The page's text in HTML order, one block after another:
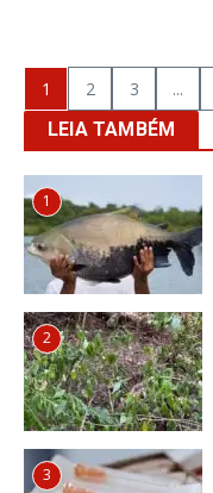
1 2 3 ...
LEIA TAMBÉM
1
2
3